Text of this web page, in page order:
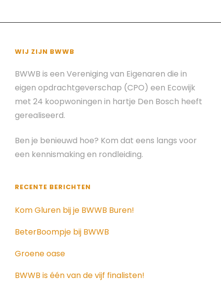
WIJ ZIJN BWWB
BWWB is een Vereniging van Eigenaren die in
eigen opdrachtgeverschap (CPO) een Ecowijk
met 24 koopwoningen in hartje Den Bosch heeft
gerealiseerd.
Ben je benieuwd hoe? Kom dat eens langs voor
een kennismaking en rondleiding.
RECENTE BERICHTEN
Kom Gluren bij je BWWB Buren!
BeterBoompje bij BWWB
Groene oase
BWWB is één van de vijf finalisten!